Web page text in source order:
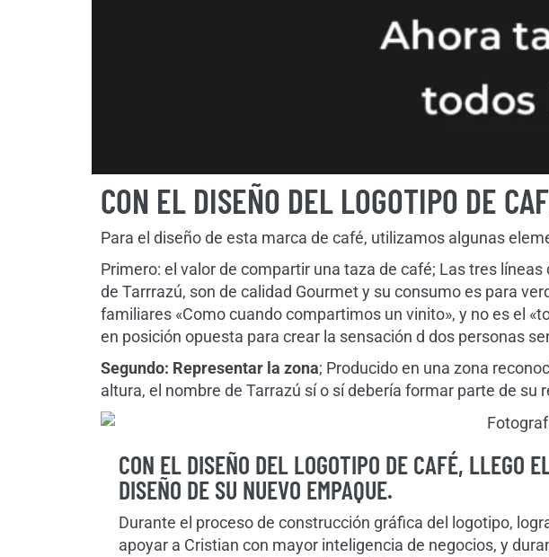
CON EL DISEÑO DEL LOGOTIPO DE
Para el diseño de esta marca de café, utilizamos algunas
Primero: el valor de compartir una taza de café; Las tres
de Tarrrazú, son de calidad Gourmet y su consumo es para
familiares «Como cuando compartimos un vinito», y no es el
en posición opuesta para crear la sensación d dos personas
Segundo: Representar la zona; Producido en una zona
altura, el nombre de Tarrazú sí o sí debería formar parte de su
CON EL DISEÑO DEL LOGOTIPO DE CAFÉ, LLEGO
DISEÑO DE SU NUEVO EMPAQUE.
Durante el proceso de construcción gráfica del logotipo,
apoyar a Cristian con mayor inteligencia de negocios, y